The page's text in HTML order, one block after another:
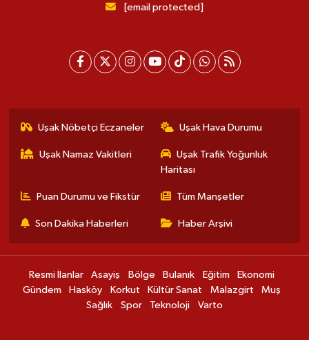
[email protected]
Uşak Nöbetçi Eczaneler Uşak Hava Durumu
Uşak Namaz Vakitleri
Uşak Trafik Yoğunluk
Haritası
Puan Durumu ve Fikstür Tüm Manşetler
Son Dakika Haberleri Haber Arşivi
Resmi İlanlar Asayiş Bölge Bulanık Eğitim
Ekonomi
Gündem
Hasköy Korkut Kültür Sanat Malazgirt
Muş
Sağlık
Spor Teknoloji Varto